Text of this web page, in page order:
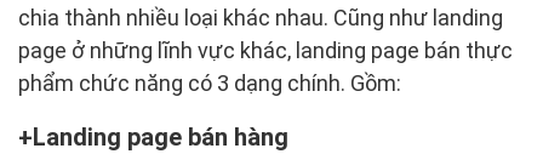
chia thành nhiều loại khác nhau. Cũng như landing
page ở những lĩnh vực khác, landing page bán thực
phẩm chức năng có 3 dạng chính. Gồm:
Landing page bán hàng